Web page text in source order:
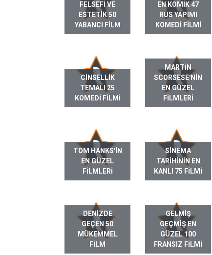
FELSEFI VE
ESTETIK 50
YABANCI FILM
EN KOMIK 47
RUS YAPIMI
KOMEDI FILMI
CINSELLIK
TEMALI 25
KOMEDI FILMI
MARTIN
SCORSESE'NIN
EN GÜZEL
FILMLERI
TOM HANKS'IN
EN GÜZEL
FILMLERI
SINEMA
TARIHININ EN
KANLI 75 FILMI
DENIZDE
GEÇEN 50
MÜKEMMEL
FILM
GELMIŞ
GEÇMIŞ EN
GÜZEL 100
FRANSIZ FILMI